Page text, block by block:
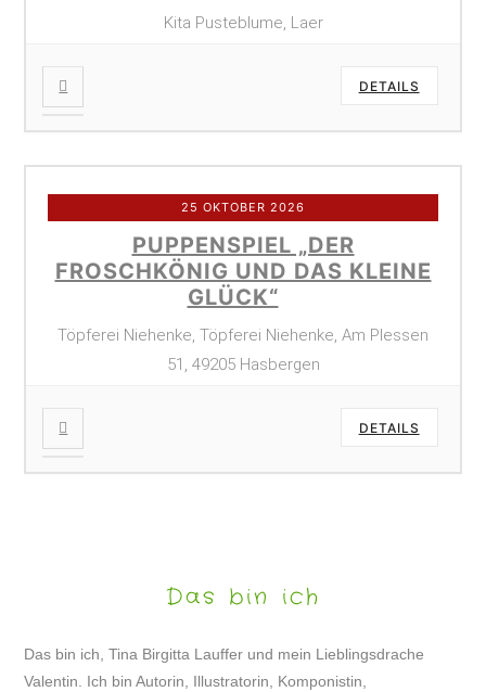
Kita Pusteblume, Laer
DETAILS
25 OKTOBER 2026
PUPPENSPIEL „DER
FROSCHKÖNIG UND DAS KLEINE
GLÜCK“
Töpferei Niehenke, Töpferei Niehenke, Am Plessen
51, 49205 Hasbergen
DETAILS
Das bin ich
Das bin ich, Tina Birgitta Lauffer und mein Lieblingsdrache
Valentin. Ich bin Autorin, Illustratorin, Komponistin,